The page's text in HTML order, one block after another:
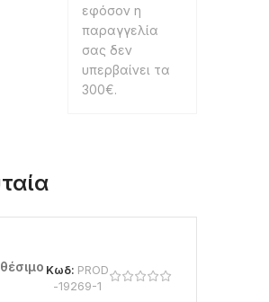
εφόσον η
παραγγελία
σας δεν
υπερβαίνει τα
300€.
Κωδ: PROD
-19269-1